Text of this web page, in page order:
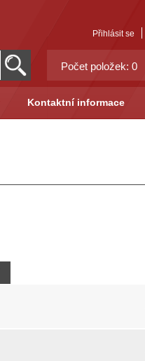
Přihlásit se
Počet položek: 0
Kontaktní informace